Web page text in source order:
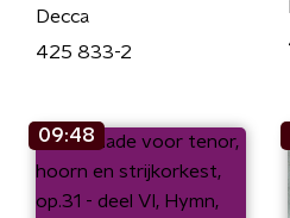
Decca
425 833-2
09:48